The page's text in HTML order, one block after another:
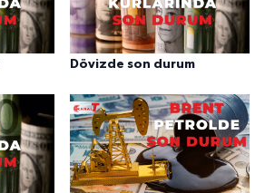
Dövizde son durum